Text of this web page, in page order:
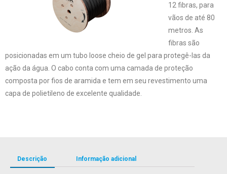
12 fibras, para
vãos de até 80
metros. As
fibras são
posicionadas em um tubo loose cheio de gel para protegê-las da
ação da água. O cabo conta com uma camada de proteção
composta por fios de aramida e tem em seu revestimento uma
capa de polietileno de excelente qualidade.
Descrição Informação adicional